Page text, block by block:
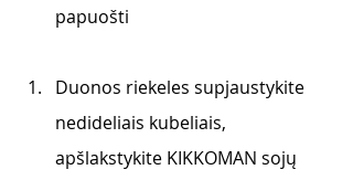
papuošti
Duonos riekeles supjaustykite
nedideliais kubeliais,
apšlakstykite KIKKOMAN sojų